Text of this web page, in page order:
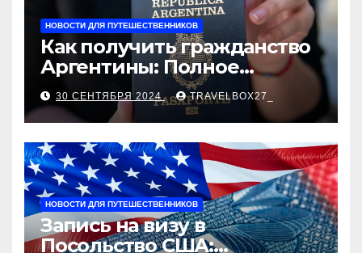
НОВОСТИ ДЛЯ ПУТЕШЕСТВЕННИКОВ
Как получить гражданство
Аргентины: Полное
руководство
30 СЕНТЯБРЯ 2024 TRAVELBOX27_
НОВОСТИ ДЛЯ ПУТЕШЕСТВЕННИКОВ
Запись на визу в
Посольство США: